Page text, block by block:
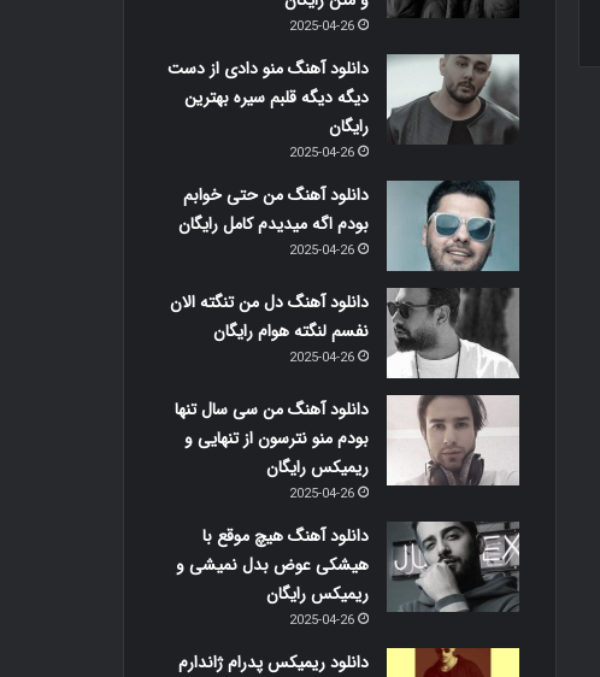
2025-04-26
دانلود آهنگ منو دادی از دست
دیگه دیگه قلبم سیره بهترین
رایگان
2025-04-26
دانلود آهنگ من حتی خوابم
بودم اگه میدیدم کامل رایگان
2025-04-26
دانلود آهنگ دل من تنگته الان
نفسم لنگته هوام رایگان
2025-04-26
دانلود آهنگ من سی سال تنها
بودم منو نترسون از تنهایی و
ریمیکس رایگان
2025-04-26
دانلود آهنگ هیچ موقع با
هیشکی عوض بدل نمیشی و
ریمیکس رایگان
2025-04-26
دانلود ریمیکس پدرام ژاندارم